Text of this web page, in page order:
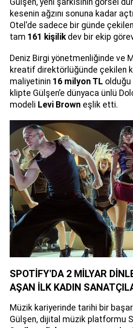
Gülşen, yeni şarkısının görsel
kesenin ağzını sonuna kadar
Otel'de sadece bir günde
tam 161 kişilikdev bir ekip
Deniz Birgi yönetmenliğinde ve
kreatif direktörlüğünde çekilen
maliyetinin 16 milyon TL olduğu
klipte Gülşen’e dünyaca ünlü
modeli Levi Brown eşlik etti.
SPOTİFY'DA 2 MİLYAR
AŞAN İLK KADIN
Müzik kariyerinde tarihi bir
Gülşen, dijital müzik platformu